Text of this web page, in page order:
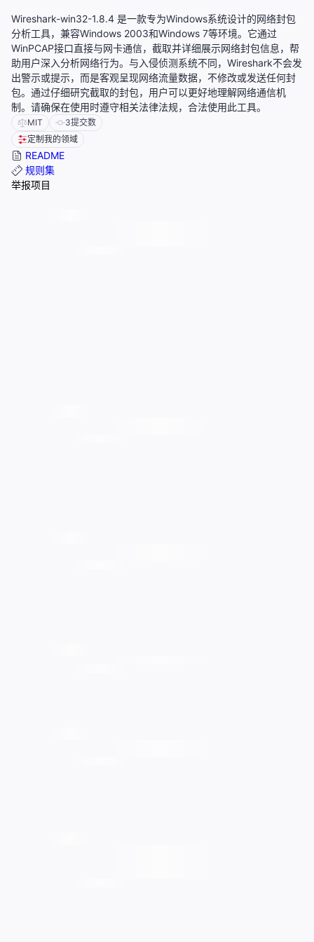
Wireshark-win32-1.8.4 是一款专为Windows系统设计的网络封包
分析工具，兼容Windows 2003和Windows 7等环境。它通过
WinPCAP接口直接与网卡通信，截取并详细展示网络封包信息，帮
助用户深入分析网络行为。与入侵侦测系统不同，Wireshark不会发
出警示或提示，而是客观呈现网络流量数据，不修改或发送任何封
包。通过仔细研究截取的封包，用户可以更好地理解网络通信机
制。请确保在使用时遵守相关法律法规，合法使用此工具。
MIT 3提交数
定制我的领域
README
规则集
举报项目